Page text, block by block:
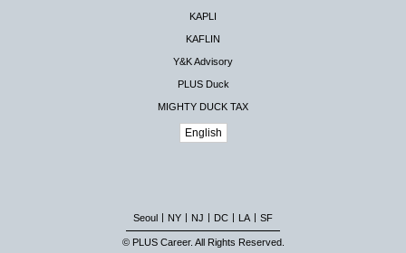
KAPLI
KAFLIN
Y&K Advisory
PLUS Duck
MIGHTY DUCK TAX
English
Seoul NY NJ DC LA SF
© PLUS Career. All Rights Reserved.